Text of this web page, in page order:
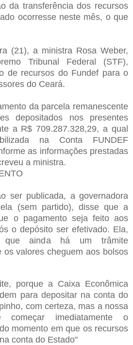
da transferência dos recursos
ocorresse neste mês, o que
(21), a ministra Rosa Weber,
Tribunal Federal (STF),
de recursos do Fundef para o
do Ceará.
da parcela remanescente
depositados nos presentes
a R$ 709.287.328,29, a qual
na Conta FUNDEF
as informações prestadas
a ministra.
ser publicada, a governadora
(sem partido), disse que a
o pagamento seja feito aos
o depósito ser efetivado. Ela,
que ainda há um trâmite
os valores cheguem aos bolsos
porque a Caixa Econômica
para depositar na conta do
com certeza, mas a nossa
imediatamente o
momento em que os recursos
conta do Estado"